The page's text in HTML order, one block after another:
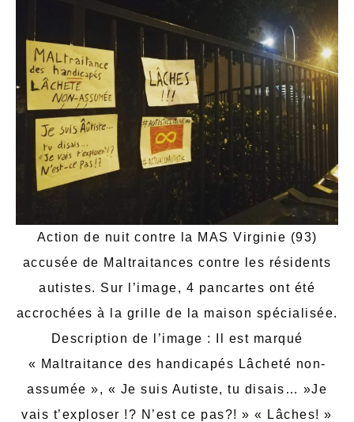
Action de nuit contre la MAS Virginie (93)
accusée de Maltraitances contre les résidents
autistes. Sur l’image, 4 pancartes ont été
accrochées à la grille de la maison spécialisée.
Description de l’image : Il est marqué
« Maltraitance des handicapés Lâcheté non-
assumée », « Je suis Autiste, tu disais… »Je
vais t’exploser !? N’est ce pas?! » « Lâches! »